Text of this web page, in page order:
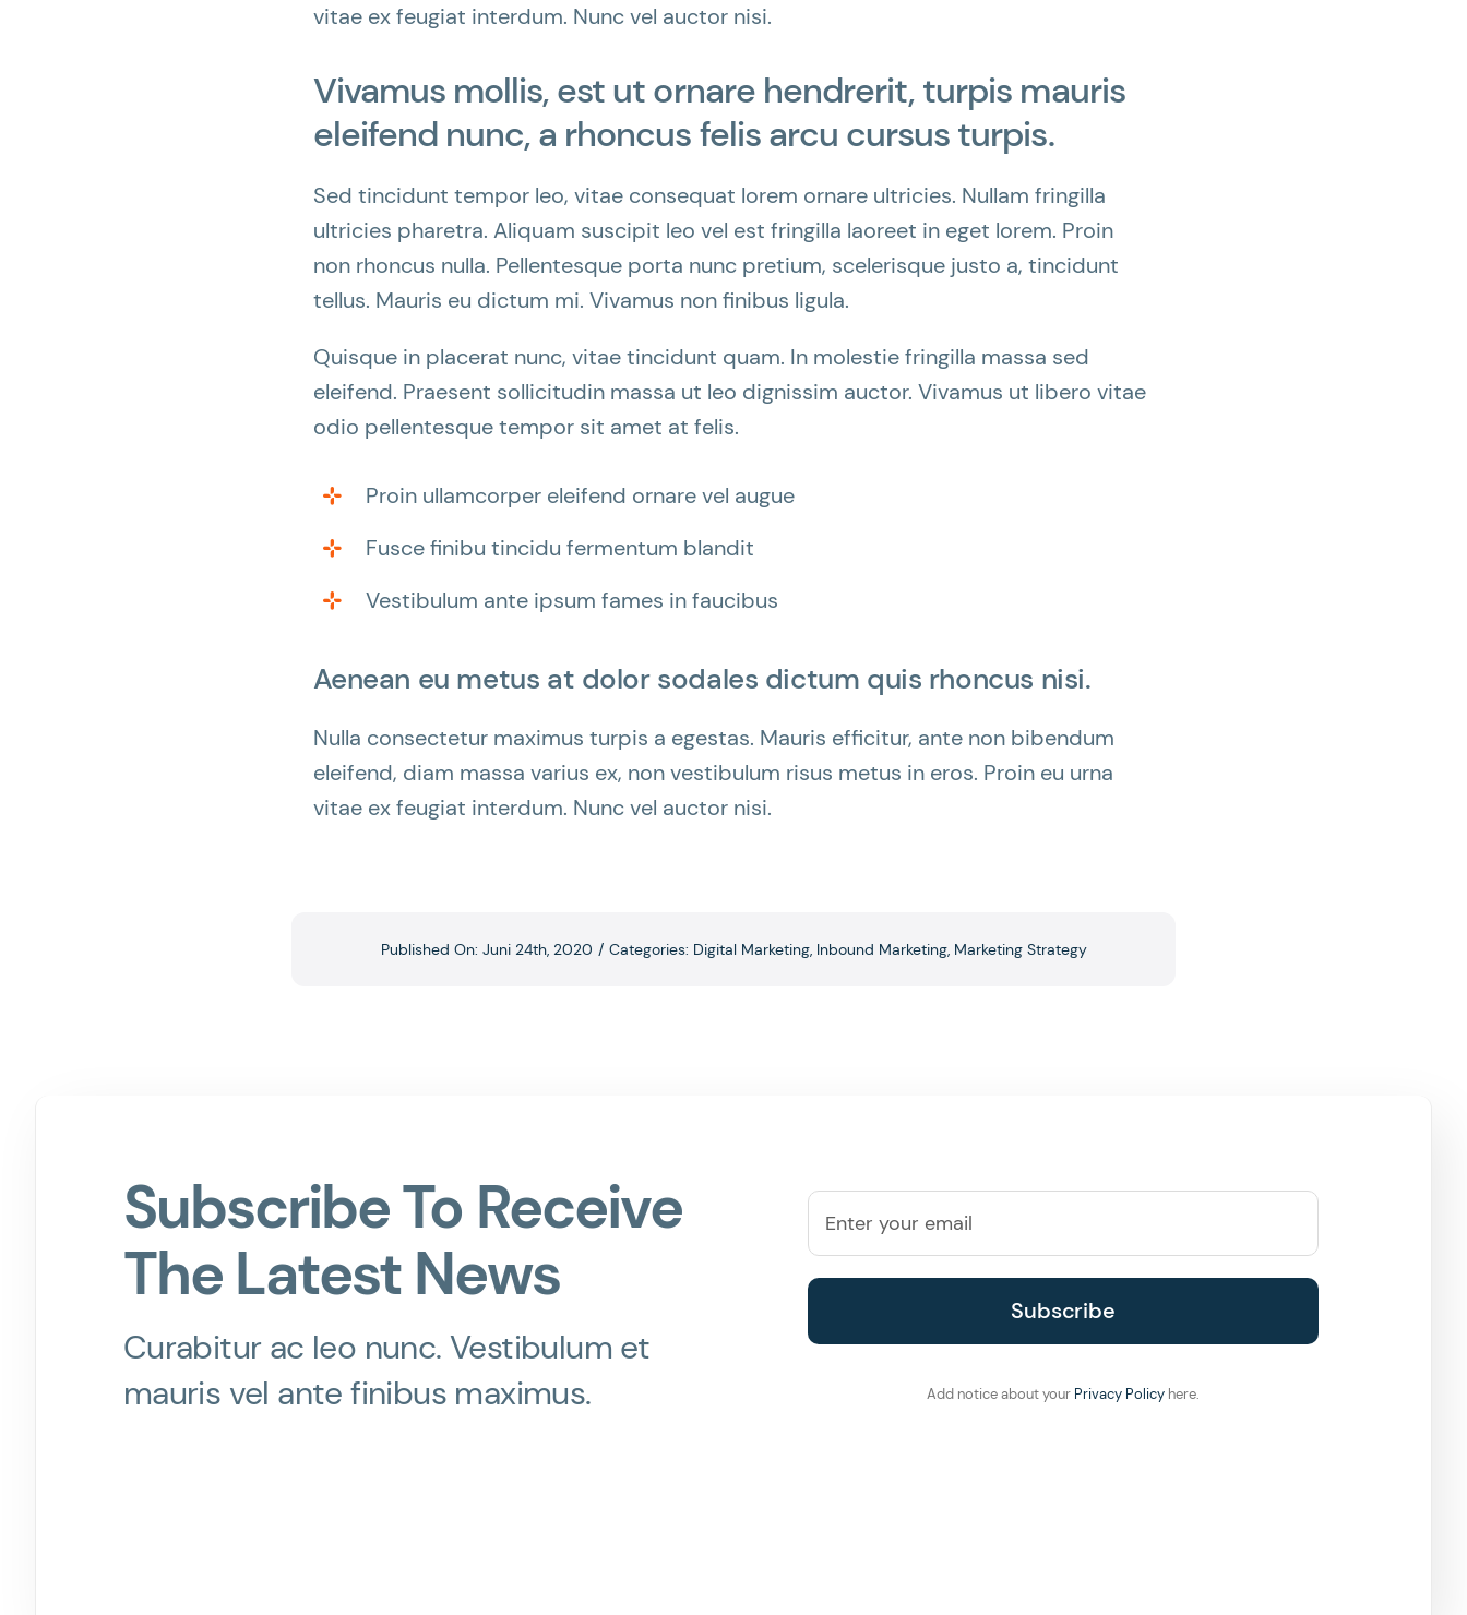
vitae ex feugiat interdum. Nunc vel auctor nisi.
Vivamus mollis, est ut ornare hendrerit, turpis mauris
eleifend nunc, a rhoncus felis arcu cursus turpis.
Sed tincidunt tempor leo, vitae consequat lorem ornare ultricies. Nullam fringilla
ultricies pharetra. Aliquam suscipit leo vel est fringilla laoreet in eget lorem. Proin
non rhoncus nulla. Pellentesque porta nunc pretium, scelerisque justo a, tincidunt
tellus. Mauris eu dictum mi. Vivamus non finibus ligula.
Quisque in placerat nunc, vitae tincidunt quam. In molestie fringilla massa sed
eleifend. Praesent sollicitudin massa ut leo dignissim auctor. Vivamus ut libero vitae
odio pellentesque tempor sit amet at felis.
Proin ullamcorper eleifend ornare vel augue
Fusce finibu tincidu fermentum blandit
Vestibulum ante ipsum fames in faucibus
Aenean eu metus at dolor sodales dictum quis rhoncus nisi.
Nulla consectetur maximus turpis a egestas. Mauris efficitur, ante non bibendum
eleifend, diam massa varius ex, non vestibulum risus metus in eros. Proin eu urna
vitae ex feugiat interdum. Nunc vel auctor nisi.
Published On: Juni 24th, 2020 / Categories: Digital Marketing, Inbound Marketing, Marketing Strategy
Subscribe To Receive
The Latest News
Curabitur ac leo nunc. Vestibulum et
mauris vel ante finibus maximus.
Add notice about your Privacy Policyhere.